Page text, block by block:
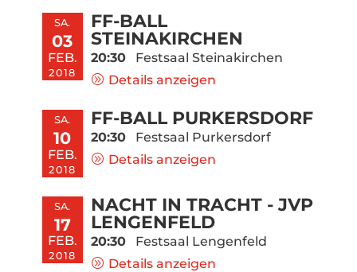
SA.
03
FEB.
2018
FF-BALL
STEINAKIRCHEN
20:30
Festsaal Steinakirchen
Details anzeigen
SA.
10
FEB.
2018
FF-BALL PURKERSDORF
20:30
Festsaal Purkersdorf
Details anzeigen
SA.
17
FEB.
2018
NACHT IN TRACHT - JVP
LENGENFELD
20:30
Festsaal Lengenfeld
Details anzeigen